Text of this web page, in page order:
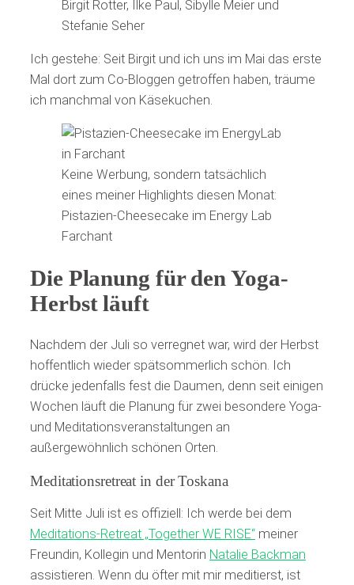
Birgit Rotter, Ilke Paul, Sibylle Meier und
Stefanie Seher
Ich gestehe: Seit Birgit und ich uns im Mai das erste
Mal dort zum Co-Bloggen getroffen haben, träume
ich manchmal von Käsekuchen.
Keine Werbung, sondern tatsächlich
eines meiner Highlights diesen Monat:
Pistazien-Cheesecake im Energy Lab
Farchant
Die Planung für den Yoga-
Herbst läuft
Nachdem der Juli so verregnet war, wird der Herbst
hoffentlich wieder spätsommerlich schön. Ich
drücke jedenfalls fest die Daumen, denn seit einigen
Wochen läuft die Planung für zwei besondere Yoga-
und Meditationsveranstaltungen an
außergewöhnlich schönen Orten.
Meditationsretreat in der Toskana
Seit Mitte Juli ist es offiziell: Ich werde bei dem
Meditations-Retreat „Together WE RISE“ meiner
Freundin, Kollegin und Mentorin Natalie Backman
assistieren. Wenn du öfter mit mir meditierst, ist